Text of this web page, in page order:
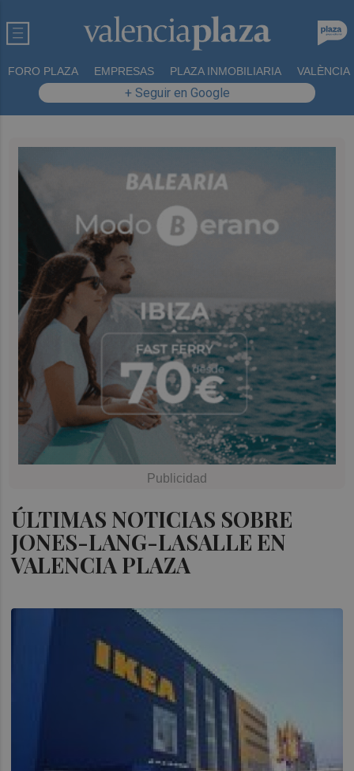
FORO PLAZA EMPRESAS PLAZA INMOBILIARIA VALÈNCIA
+ Seguir en Google
ÚLTIMAS NOTICIAS SOBRE
JONES-LANG-LASALLE EN
VALENCIA PLAZA